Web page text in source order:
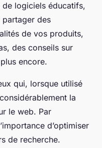
de logiciels éducatifs,
partager des
de vos produits,
des conseils sur
encore.
qui, lorsque utilisé
la
le web. Par
d’optimiser
de recherche.